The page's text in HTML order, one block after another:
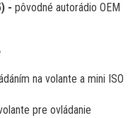
- pôvodné autorádio OEM
na volante a mini ISO
pre ovládanie